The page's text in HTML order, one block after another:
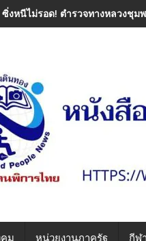
งหนีไม่รอด! ตำรวจทางหลวงชุม
ม หน่วยงานภาครัฐ กีฬา